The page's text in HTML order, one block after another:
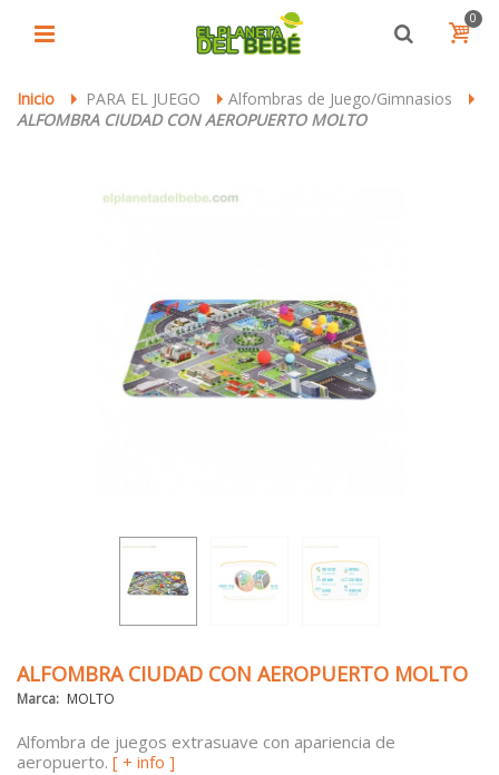
0
Inicio > PARA EL JUEGO > Alfombras de Juego/Gimnasios >
ALFOMBRA CIUDAD CON AEROPUERTO MOLTO
ALFOMBRA CIUDAD CON AEROPUERTO MOLTO
Marca: MOLTO
Alfombra de juegos extrasuave con apariencia de
aeropuerto. [ + info ]